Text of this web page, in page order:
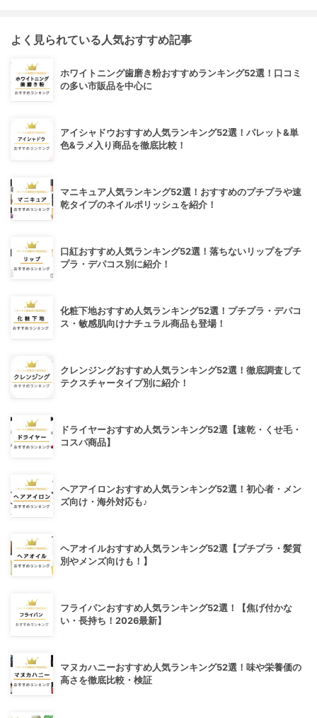
よく見られている人気おすすめ記事
ホワイトニング歯磨き粉おすすめランキング52選！口コミ
の多い市販品を中心に
アイシャドウおすすめ人気ランキング52選！パレット&単
色&ラメ入り商品を徹底比較！
マニキュア人気ランキング52選！おすすめのプチプラや速
乾タイプのネイルポリッシュを紹介！
口紅おすすめ人気ランキング52選！落ちないリップをプチ
プラ・デパコス別に紹介！
化粧下地おすすめ人気ランキング52選！プチプラ・デパコ
ス・敏感肌向けナチュラル商品も登場！
クレンジングおすすめ人気ランキング52選！徹底調査して
テクスチャータイプ別に紹介！
ドライヤーおすすめ人気ランキング52選【速乾・くせ毛・
コスパ商品】
ヘアアイロンおすすめ人気ランキング52選！初心者・メン
ズ向け・海外対応も♪
ヘアオイルおすすめ人気ランキング52選【プチプラ・髪質
別やメンズ向けも！】
フライパンおすすめ人気ランキング52選！【焦げ付かな
い・長持ち！2026最新】
マヌカハニーおすすめ人気ランキング52選！味や栄養価の
高さを徹底比較・検証